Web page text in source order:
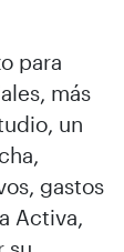
para
más
un
gastos
Activa,